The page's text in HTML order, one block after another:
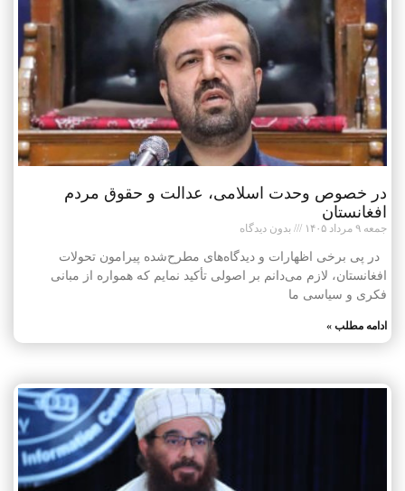
در خصوص وحدت اسلامی، عدالت و حقوق مردم
افغانستان
جمعه ۹ مرداد ۱۴۰۵ بدون دیدگاه
در پی برخی اظهارات و دیدگاه‌های مطرح‌شده پیرامون تحولات
افغانستان، لازم می‌دانم بر اصولی تأکید نمایم که همواره از مبانی
فکری و سیاسی ما
ادامه مطلب »